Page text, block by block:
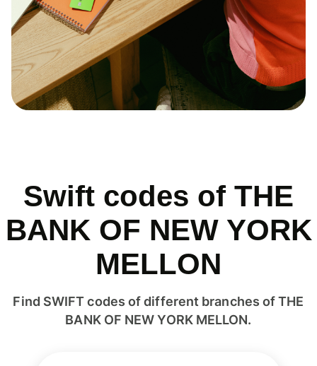
Swift codes of THE
BANK OF NEW YORK
MELLON
Find SWIFT codes of different branches of THE
BANK OF NEW YORK MELLON.